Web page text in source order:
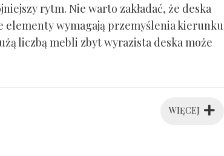
rytm. Nie warto zakładać, że deska
elementy wymagają przemyślenia kierunku
liczbą mebli zbyt wyrazista deska może
WIĘCEJ